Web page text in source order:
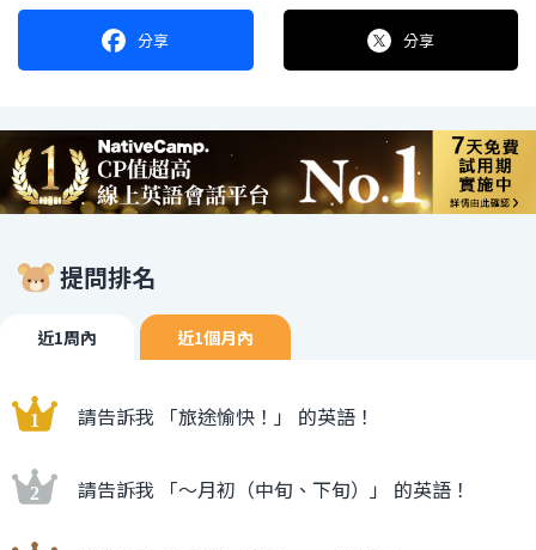
分享 分享
提問排名
近1周內 近1個月內
請告訴我 「旅途愉快！」 的英語！
請告訴我 「〜月初（中旬、下旬）」 的英語！